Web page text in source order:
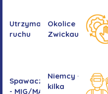
Utrzymanie
ruchu
Okolice
Zwickau
Spawacz/spawaczka
- MIG/MAG/TIG
Niemcy -
kilka